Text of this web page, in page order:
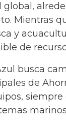
global,
Mientras
y
de
busca
de